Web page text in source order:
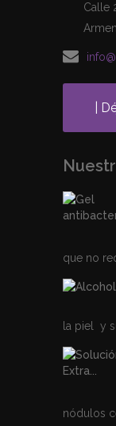
Calle
|
que no
la piel y
nódulos